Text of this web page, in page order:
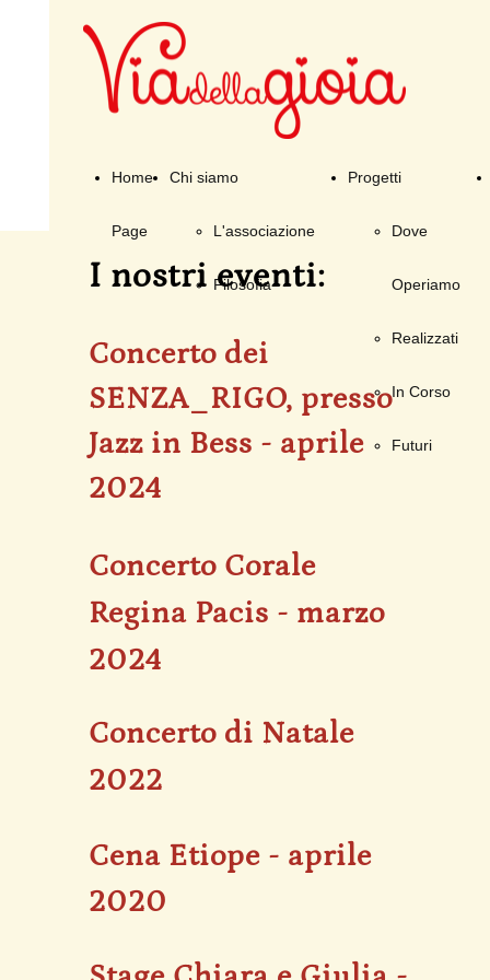
Home
Page
Chi siamo
L'associazione
Filosofia
Progetti
Dove
Operiamo
Realizzati
In Corso
Futuri
I nostri eventi:
Concerto dei
SENZA_RIGO, presso
Jazz in Bess - aprile
2024
Concerto Corale
Regina Pacis - marzo
2024
Concerto di Natale
2022
Cena Etiope - aprile
2020